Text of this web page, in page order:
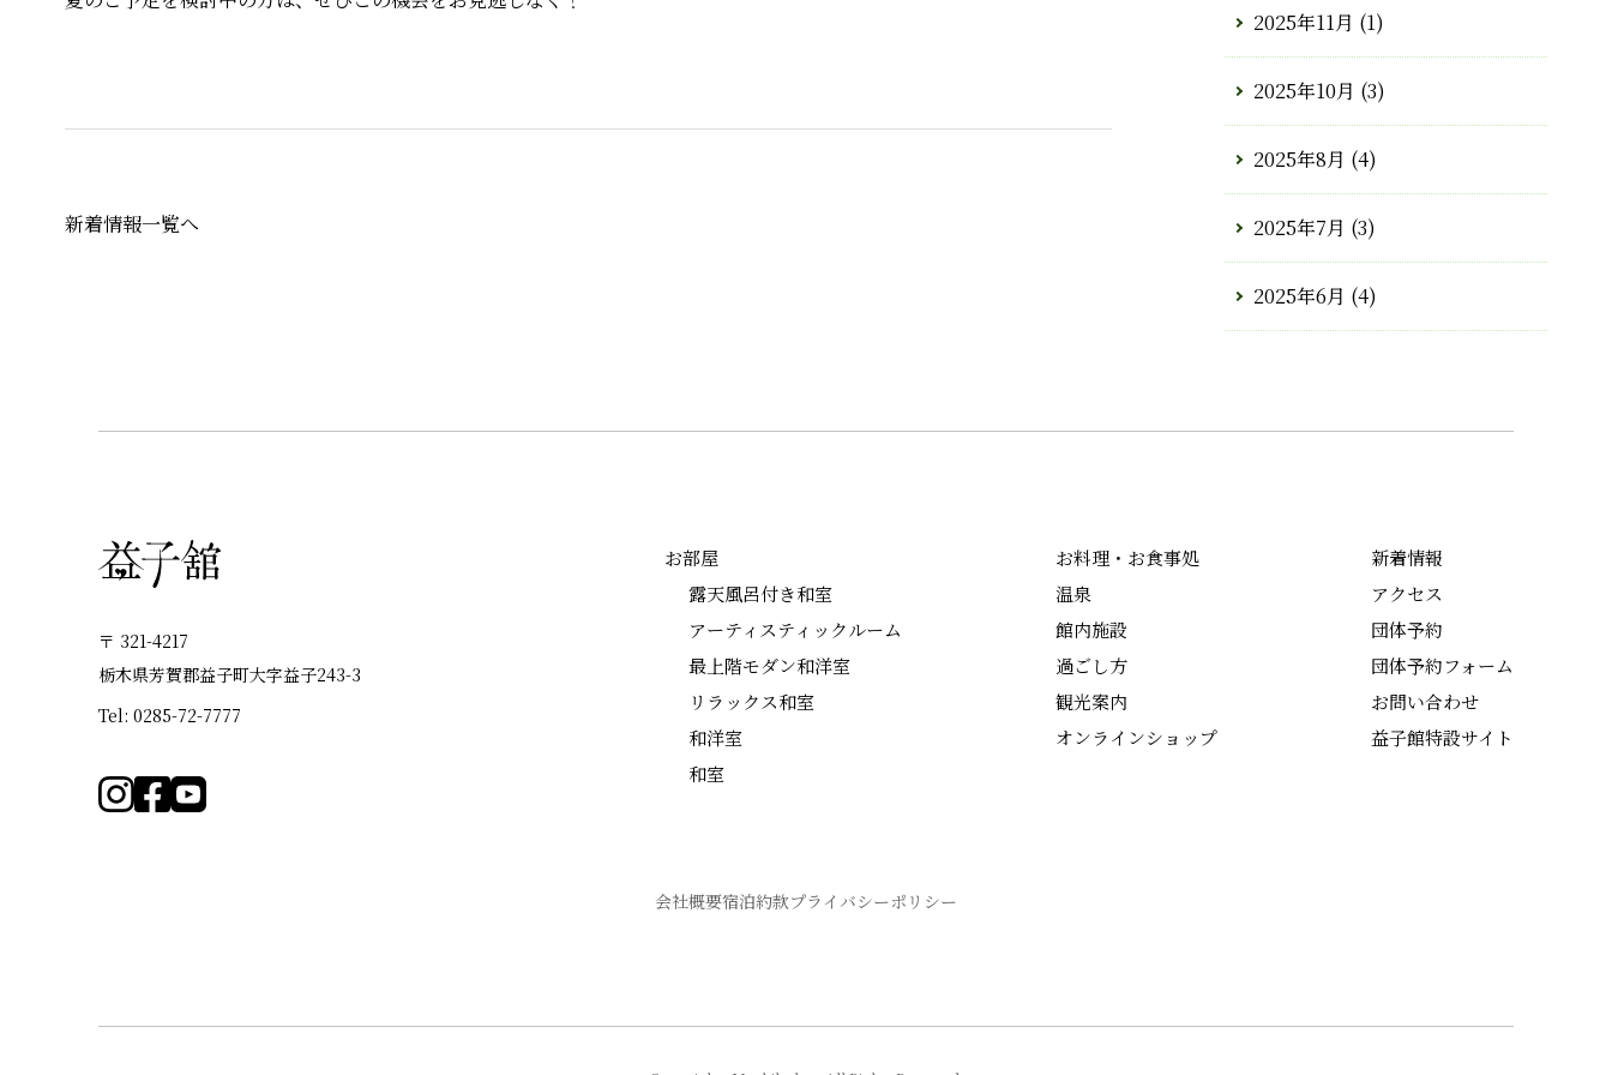
新着情報一覧へ
2025年11月 (1)
2025年10月 (3)
2025年8月 (4)
2025年7月 (3)
2025年6月 (4)
〒 321-4217
栃木県芳賀郡益子町大字益子243-3
Tel: 0285-72-7777
お部屋
露天風呂付き和室
アーティスティックルーム
最上階モダン和洋室
リラックス和室
和洋室
和室
お料理・お食事処
温泉
館内施設
過ごし方
観光案内
オンラインショップ
新着情報
アクセス
団体予約
団体予約フォーム
お問い合わせ
益子館特設サイト
会社概要宿泊約款プライバシーポリシー